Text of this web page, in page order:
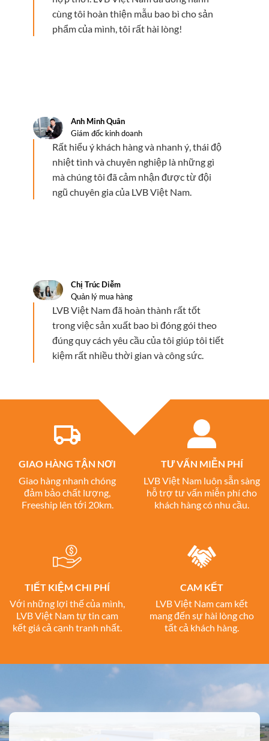
cùng tôi hoàn thiện mẫu bao bì cho sản
phẩm của mình, tôi rất hài lòng!
Anh Minh Quân
Giám đốc kinh doanh
Rất hiểu ý khách hàng và nhanh ý, thái độ
nhiệt tình và chuyên nghiệp là những gì
mà chúng tôi đã cảm nhận được từ đội
ngũ chuyên gia của LVB Việt Nam.
Chị Trúc Diễm
Quản lý mua hàng
LVB Việt Nam đã hoàn thành rất tốt
trong việc sản xuất bao bì đóng gói theo
đúng quy cách yêu cầu của tôi giúp tôi tiết
kiệm rất nhiều thời gian và công sức.
GIAO HÀNG TẬN NƠI
Giao hàng nhanh chóng
đảm bảo chất lượng,
Freeship lên tới 20km.
TƯ VẤN MIỄN PHÍ
LVB Việt Nam luôn sẵn sàng
hỗ trợ tư vấn miễn phí cho
khách hàng có nhu cầu.
TIẾT KIỆM CHI PHÍ
Với những lợi thế của mình,
LVB Việt Nam tự tin cam
kết giá cả cạnh tranh nhất.
CAM KẾT
LVB Việt Nam cam kết
mang đến sự hài lòng cho
tất cả khách hàng.